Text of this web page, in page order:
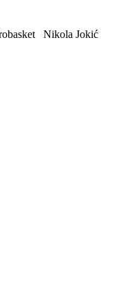
Nikola Jokić